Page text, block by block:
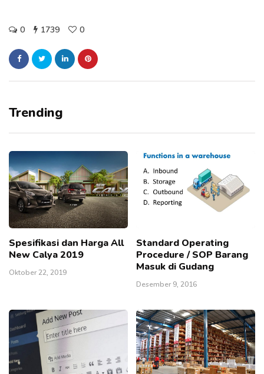
0 1739 0
Trending
Spesifikasi dan Harga All
New Calya 2019
Oktober 22, 2019
Standard Operating
Procedure / SOP Barang
Masuk di Gudang
Desember 9, 2016